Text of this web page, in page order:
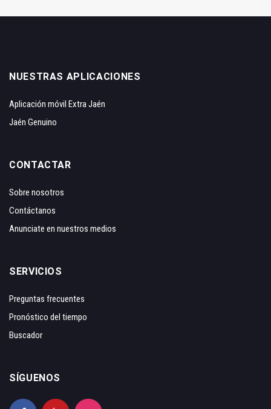
NUESTRAS APLICACIONES
Aplicación móvil Extra Jaén
Jaén Genuino
CONTACTAR
Sobre nosotros
Contáctanos
Anunciate en nuestros medios
SERVICIOS
Preguntas frecuentes
Pronóstico del tiempo
Buscador
SÍGUENOS